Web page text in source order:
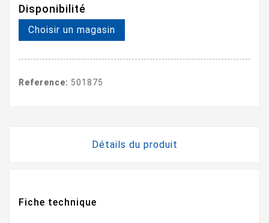
Disponibilité
Choisir un magasin
Reference: 501875
Détails du produit
Fiche technique